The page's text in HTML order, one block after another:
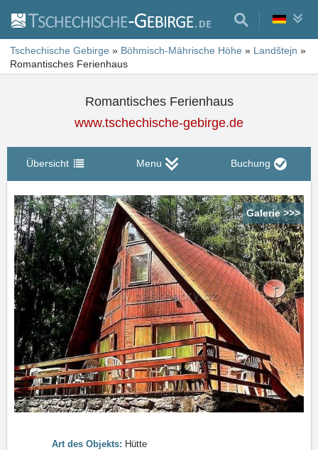
Tschechische Gebirge » Böhmisch-Mährische Höhe » Landštejn »
Romantisches Ferienhaus
Romantisches Ferienhaus
www.tschechische-gebirge.de
Übersicht Menu Buchung
Galerie >>>
Art des Objekts: Hütte